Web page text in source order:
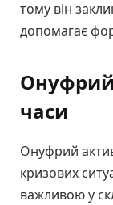
тому він
допомагає
Онуфрий:
часи
Онуфрий
кризових
важливою у